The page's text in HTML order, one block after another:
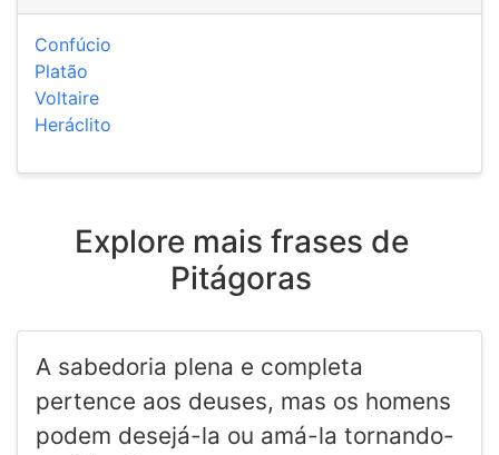
Confúcio
Platão
Voltaire
Heráclito
Explore mais frases de
Pitágoras
A sabedoria plena e completa
pertence aos deuses, mas os homens
podem desejá-la ou amá-la tornando-